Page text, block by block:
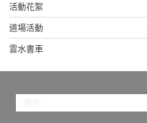
活動花絮
道場活動
雲水書車